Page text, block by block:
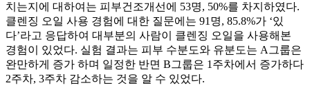
치는지에 대하여는 피부건조개선에 53명, 50%를 차지하였다.
클렌징 오일 사용 경험에 대한 질문에는 91명, 85.8%가 ‘있
다’라고 응답하여 대부분의 사람이 클렌징 오일을 사용해본
경험이 있었다. 실험 결과는 피부 수분도와 유분도는 A그룹은
완만하게 증가 하며 일정한 반면 B그룹은 1주차에서 증가하다
2주차, 3주차 감소하는 것을 알 수 있었다.